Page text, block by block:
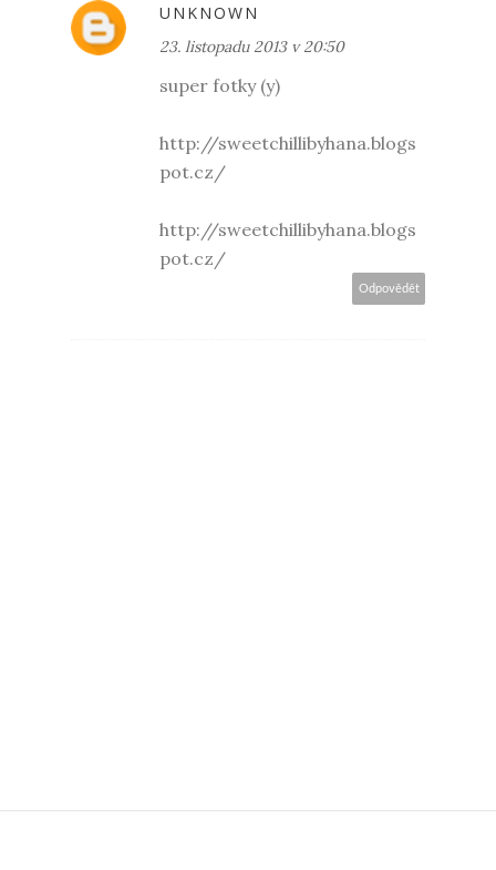
UNKNOWN
23. listopadu 2013 v 20:50
super fotky (y)
http://sweetchillibyhana.blogs
pot.cz/
http://sweetchillibyhana.blogs
pot.cz/
Odpovědět